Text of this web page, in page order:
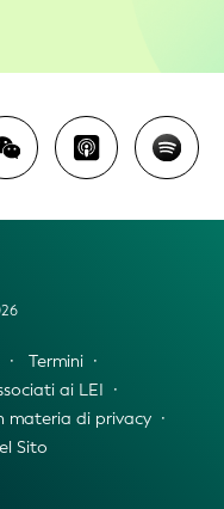
Termini
ai LEI
materia di privacy
Sito